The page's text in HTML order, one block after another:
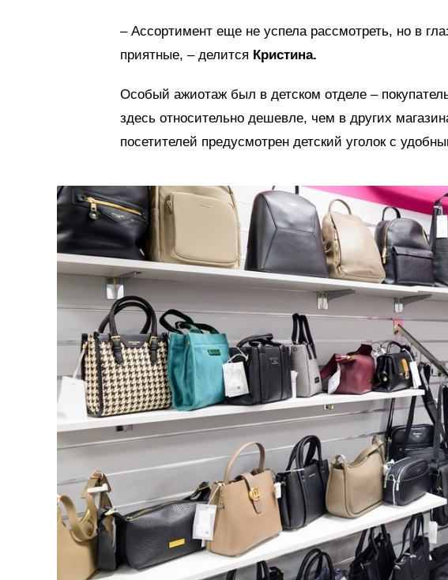
– Ассортимент еще не успела рассмотреть, но в
приятные, – делится Кристина.
Особый ажиотаж был в детском отделе –
здесь относительно дешевле, чем в других
посетителей предусмотрен детский уголок с